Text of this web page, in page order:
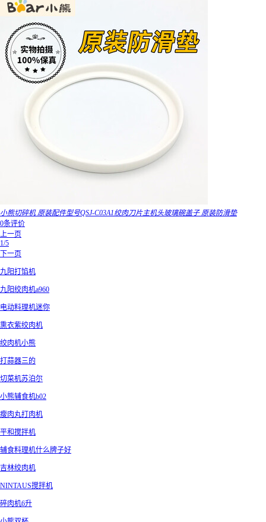
小熊切碎机 原装配件型号QSJ-C03A1绞肉刀片主机头玻璃碗盖子 原装防滑垫
0条评价
上一页
1/5
下一页
九阳打馅机
九阳绞肉机a960
电动料理机迷你
熏衣紫绞肉机
绞肉机小熊
打蒜器三的
切菜机苏泊尔
小熊辅食机b02
瘦肉丸打肉机
平和搅拌机
辅食料理机什么牌子好
吉林绞肉机
NINTAUS搅拌机
碎肉机6升